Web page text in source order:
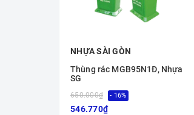
NHỰA SÀI GÒN
Thùng rác MGB95N1Đ, Nhựa
SG
650.000₫ - 16%
546.770₫